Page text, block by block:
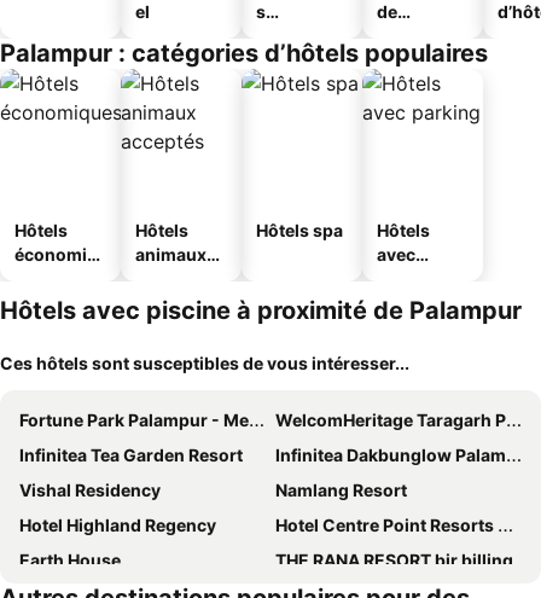
el
s
s
de
Palampur : catégories d’hôtels populaires
Hôtels
économiq
Hôtels
animaux
Hôtels spa
Hôtels
avec
Hôtels avec piscine à proximité de Palampur
Ces hôtels sont susceptibles de vous intéresser...
Fortune Park Palampur - Member ITC Hotel Group
WelcomHeritage Taragarh Palace
Infinitea Tea Garden Resort
Infinitea Dakbunglow Palampur
Vishal Residency
Namlang Resort
Hotel Highland Regency
Hotel Centre Point Resorts Palampur
Earth House
THE RANA RESORT bir billing